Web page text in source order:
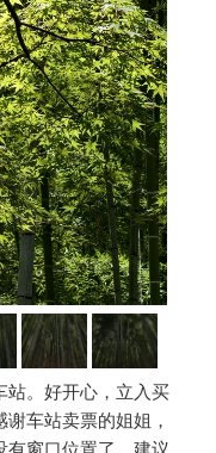
站。好开心，立入买
车站卖票的姐姐，